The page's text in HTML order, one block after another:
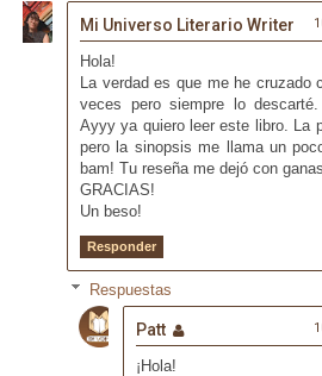
Mi Universo Literario Writer
Hola!
La verdad es que me he
veces pero siempre lo
Ayyy ya quiero leer este libro. La
pero la sinopsis me llama un
bam! Tu reseña me dejó con
GRACIAS!
Un beso!
Responder
Respuestas
Patt
¡Hola!